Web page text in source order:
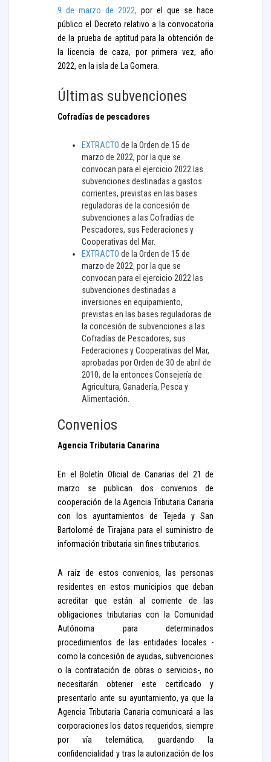
9 de marzo de 2022, por el que se hace
público el Decreto relativo a la convocatoria
de la prueba de aptitud para la obtención de
la licencia de caza, por primera vez, año
2022, en la isla de La Gomera.
Últimas subvenciones
Cofradías de pescadores
EXTRACTO de la Orden de 15 de
marzo de 2022, por la que se
convocan para el ejercicio 2022 las
subvenciones destinadas a gastos
corrientes, previstas en las bases
reguladoras de la concesión de
subvenciones a las Cofradías de
Pescadores, sus Federaciones y
Cooperativas del Mar.
EXTRACTO de la Orden de 15 de
marzo de 2022, por la que se
convocan para el ejercicio 2022 las
subvenciones destinadas a
inversiones en equipamiento,
previstas en las bases reguladoras de
la concesión de subvenciones a las
Cofradías de Pescadores, sus
Federaciones y Cooperativas del Mar,
aprobadas por Orden de 30 de abril de
2010, de la entonces Consejería de
Agricultura, Ganadería, Pesca y
Alimentación.
Convenios
Agencia Tributaria Canarina
En el Boletín Oficial de Canarias del 21 de
marzo se publican dos convenios de
cooperación de la Agencia Tributaria Canaria
con los ayuntamientos de Tejeda y San
Bartolomé de Tirajana para el suministro de
información tributaria sin fines tributarios.
A raíz de estos convenios, las personas
residentes en estos municipios que deban
acreditar que están al corriente de las
obligaciones tributarias con la Comunidad
Autónoma para determinados
procedimientos de las entidades locales -
como la concesión de ayudas, subvenciones
o la contratación de obras o servicios-, no
necesitarán obtener este certificado y
presentarlo ante su ayuntamiento, ya que la
Agencia Tributaria Canaria comunicará a las
corporaciones los datos requeridos, siempre
por vía telemática, guardando la
confidencialidad y tras la autorización de los